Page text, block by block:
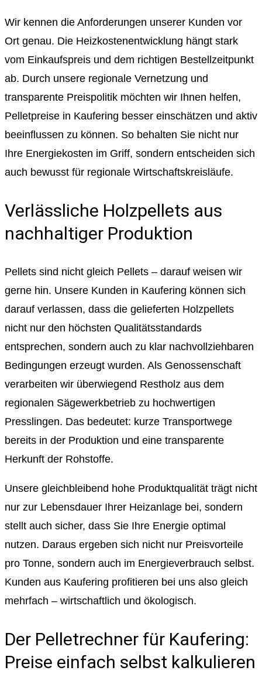
Wir kennen die Anforderungen unserer Kunden vor
Ort genau. Die Heizkostenentwicklung hängt stark
vom Einkaufspreis und dem richtigen Bestellzeitpunkt
ab. Durch unsere regionale Vernetzung und
transparente Preispolitik möchten wir Ihnen helfen,
Pelletpreise in Kaufering besser einschätzen und aktiv
beeinflussen zu können. So behalten Sie nicht nur
Ihre Energiekosten im Griff, sondern entscheiden sich
auch bewusst für regionale Wirtschaftskreisläufe.
Verlässliche Holzpellets aus
nachhaltiger Produktion
Pellets sind nicht gleich Pellets – darauf weisen wir
gerne hin. Unsere Kunden in Kaufering können sich
darauf verlassen, dass die gelieferten Holzpellets
nicht nur den höchsten Qualitätsstandards
entsprechen, sondern auch zu klar nachvollziehbaren
Bedingungen erzeugt wurden. Als Genossenschaft
verarbeiten wir überwiegend Restholz aus dem
regionalen Sägewerkbetrieb zu hochwertigen
Presslingen. Das bedeutet: kurze Transportwege
bereits in der Produktion und eine transparente
Herkunft der Rohstoffe.
Unsere gleichbleibend hohe Produktqualität trägt nicht
nur zur Lebensdauer Ihrer Heizanlage bei, sondern
stellt auch sicher, dass Sie Ihre Energie optimal
nutzen. Daraus ergeben sich nicht nur Preisvorteile
pro Tonne, sondern auch im Energieverbrauch selbst.
Kunden aus Kaufering profitieren bei uns also gleich
mehrfach – wirtschaftlich und ökologisch.
Der Pelletrechner für Kaufering:
Preise einfach selbst kalkulieren